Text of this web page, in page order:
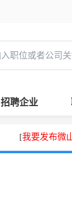
招聘企业
[我要发布微